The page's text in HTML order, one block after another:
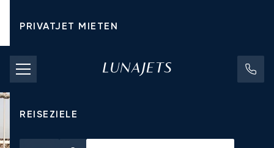
PRIVATJET MIETEN
CHARTERPREISE
PRIVATJETS
REISEZIELE